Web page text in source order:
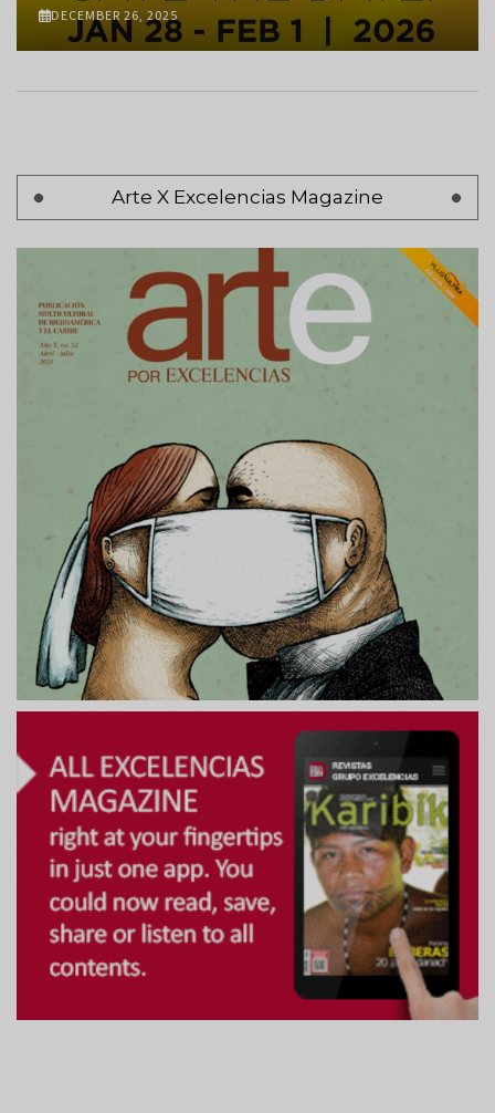
DECEMBER 26, 2025
Arte X Excelencias Magazine
Pagination
Next
page
Siguiente >